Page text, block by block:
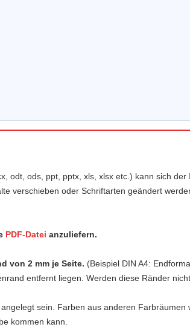
odt, ods, ppt, pptx, xls, xlsx etc.) kann sich
verschieben oder Schriftarten geändert
PDF-Datei anzuliefern.
von 2 mm je Seite. (Beispiel DIN A4:
entfernt liegen. Werden diese Ränder
sein. Farben aus anderen Farbräumen
kommen kann.